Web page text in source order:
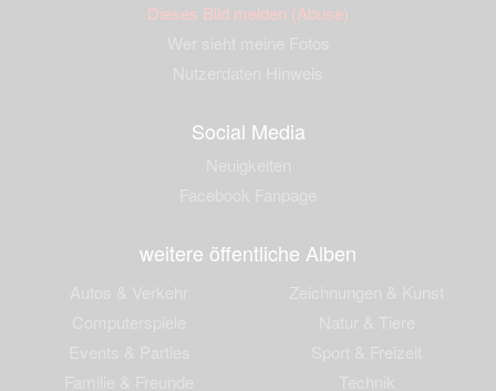
Dieses Bild melden (Abuse)
Social Media
weitere öffentliche Alben